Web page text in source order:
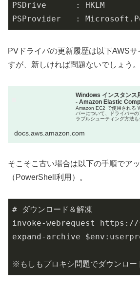
PSDrive      : HKLM
PVドライバの更新履歴は以下AWS
すが、新しければ問題ないでしょう。
Windows インスタン
- Amazon Elastic
Amazon EC2 で使用される
バーについて、ドライバー
ラブルシューティング方法も
docs.aws.amazon.com
そこそこ古い場合は以下の手順でア
（PowerShell利用）。
# ダウンロード＆解凍
invoke-webrequest https://
expand-archive
※もしもプロキシ問題でダウン